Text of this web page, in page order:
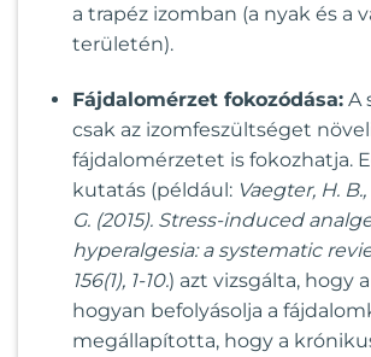
a trapéz izomban (a nyak és a
területén).
Fájdalomérzet fokozódása:A
csak az izomfeszültséget
fájdalomérzetet is fokozhatja.
kutatás (például: Vaegter, H.
G. (2015). Stress-induced
hyperalgesia: a systematic
156(1), 1-10.) azt vizsgálta, hogy
hogyan befolyásolja a
megállapította, hogy a